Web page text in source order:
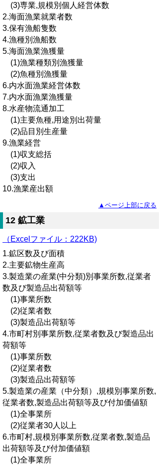
(3)専業,規模別個人経営体数
2.海面漁業就業者数
3.保有漁船隻数
4.漁種別漁船数
5.海面漁業漁獲量
(1)漁業種類別漁獲量
(2)魚種別漁獲量
6.内水面漁業経営体数
7.内水面漁業漁獲量
8.水産物流通加工
(1)主要魚種,用途別出荷量
(2)品目別生産量
9.漁業経営
(1)収支総括
(2)収入
(3)支出
10.漁業産出額
▲ページ上部に戻る
12 鉱工業
（Excelファイル：222KB)
1.鉱区数及び面積
2.主要鉱物生産高
3.製造業の産業(中分類)別事業所数,従業者
数及び製造品出荷額等
(1)事業所数
(2)従業者数
(3)製造品出荷額等
4.市町村別事業所数,従業者数及び製造品出
荷額等
(1)事業所数
(2)従業者数
(3)製造品出荷額等
5.製造業の産業（中分類）,規模別事業所数,
従業者数,製造品出荷額等及び付加価値額
(1)全事業所
(2)従業者30人以上
6.市町村,規模別事業所数,従業者数,製造品
出荷額等及び付加価値額
(1)全事業所